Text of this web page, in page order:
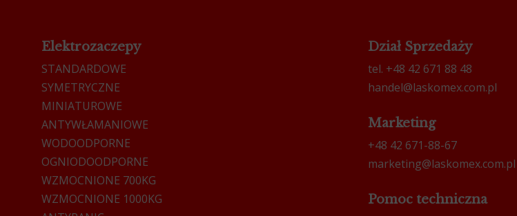
Elektrozaczepy
STANDARDOWE
SYMETRYCZNE
MINIATUROWE
ANTYWŁAMANIOWE
WODOODPORNE
OGNIODOODPORNE
WZMOCNIONE 700KG
WZMOCNIONE 1000KG
Dział Sprzedaży
tel. +48 42 671 88 48
handel@laskomex.com.pl
Marketing
+48 42 671-88-67
marketing@laskomex.com.pl
Pomoc techniczna